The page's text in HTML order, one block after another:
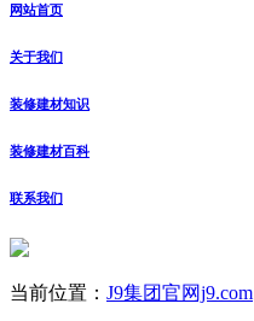
网站首页
关于我们
装修建材知识
装修建材百科
联系我们
当前位置： J9集团官网j9.com